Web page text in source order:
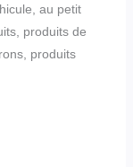
au petit
produits de
produits